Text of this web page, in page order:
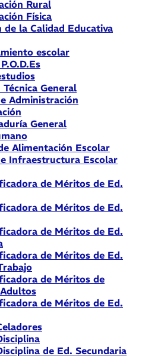
Rural
Física
de la Calidad Educativa
escolar
Técnica General
Administración
General
Alimentación Escolar
Infraestructura Escolar
de Méritos de Ed.
de Méritos de Ed.
de Méritos de Ed.
de Méritos de Ed.
de Méritos de
de Méritos de Ed.
de Ed. Secundaria